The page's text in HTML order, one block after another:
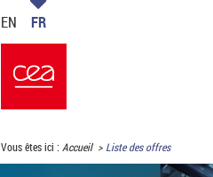
EN FR
Vous êtes ici : Accueil Liste des offres